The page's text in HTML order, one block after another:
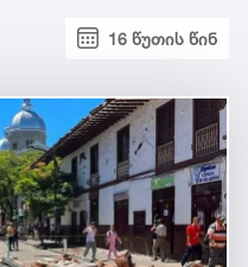
16 წუთის წინ